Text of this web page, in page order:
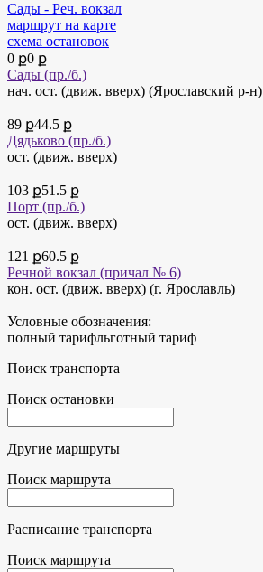
Сады - Реч. вокзал
маршрут на карте
схема остановок
0 ք0 ք
Сады (пр./б.)
нач. ост. (движ. вверх) (Ярославский р-н)
89 ք44.5 ք
Дядьково (пр./б.)
ост. (движ. вверх)
103 ք51.5 ք
Порт (пр./б.)
ост. (движ. вверх)
121 ք60.5 ք
Речной вокзал (причал № 6)
кон. ост. (движ. вверх) (г. Ярославль)
Условные обозначения:
полный тарифльготный тариф
Поиск транспорта
Поиск остановки
Другие маршруты
Поиск маршрута
Расписание транспорта
Поиск маршрута